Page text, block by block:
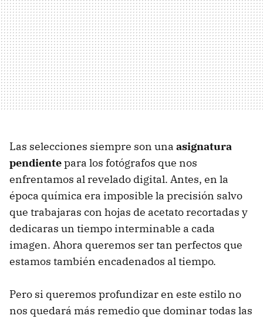
Las selecciones siempre son una asignatura
pendientepara los fotógrafos que nos
enfrentamos al revelado digital. Antes, en la
época química era imposible la precisión salvo
que trabajaras con hojas de acetato recortadas y
dedicaras un tiempo interminable a cada
imagen. Ahora queremos ser tan perfectos que
estamos también encadenados al tiempo.
Pero si queremos profundizar en este estilo no
nos quedará más remedio que dominar todas las